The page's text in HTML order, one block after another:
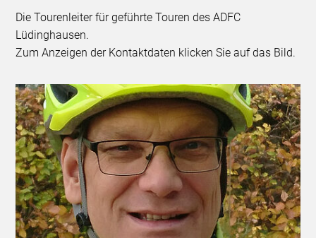
Die Tourenleiter für geführte Touren des ADFC
Lüdinghausen.
Zum Anzeigen der Kontaktdaten klicken Sie auf das Bild.